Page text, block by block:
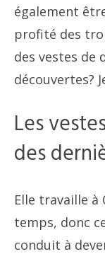
également
profité des
des vestes de
découvertes?
Les
des
Elle travaille
temps, donc
conduit à